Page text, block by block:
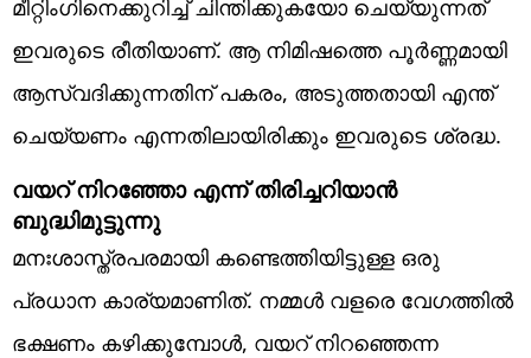
മീറ്റിംഗിനെക്കുറിച്ച് ചിന്തിക്കുകയോ ചെയ്യുന്നത്
ഇവരുടെ രീതിയാണ്. ആ നിമിഷത്തെ പൂർണ്ണമായി
ആസ്വദിക്കുന്നതിന് പകരം, അടുത്തതായി എന്ത്
ചെയ്യണം എന്നതിലായിരിക്കും ഇവരുടെ ശ്രദ്ധ.
വയറ് നിറഞ്ഞോ എന്ന് തിരിച്ചറിയാൻ
ബുദ്ധിമുട്ടുന്നു
മനഃശാസ്ത്രപരമായി കണ്ടെത്തിയിട്ടുള്ള ഒരു
പ്രധാന കാര്യമാണിത്. നമ്മൾ വളരെ വേഗത്തിൽ
ഭക്ഷണം കഴിക്കുമ്പോൾ, വയറ് നിറഞ്ഞെന്ന